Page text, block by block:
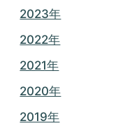
2023年
2022年
2021年
2020年
2019年